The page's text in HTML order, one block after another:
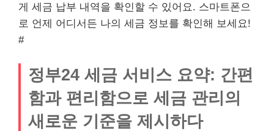
게 세금 납부 내역을 확인할 수 있어요. 스마트폰으
로 언제 어디서든 나의 세금 정보를 확인해 보세요!
#
정부24 세금 서비스 요약: 간편
함과 편리함으로 세금 관리의
새로운 기준을 제시하다